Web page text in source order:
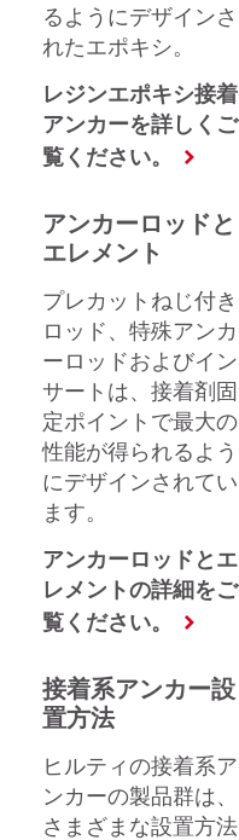
るようにデザインさ
れたエポキシ。
レジンエポキシ接着
アンカーを詳しくご
覧ください。
アンカーロッドと
エレメント
プレカットねじ付き
ロッド、特殊アンカ
ーロッドおよびイン
サートは、接着剤固
定ポイントで最大の
性能が得られるよう
にデザインされてい
ます。
アンカーロッドとエ
レメントの詳細をご
覧ください。
接着系アンカー設
置方法
ヒルティの接着系ア
ンカーの製品群は、
さまざまな設置方法